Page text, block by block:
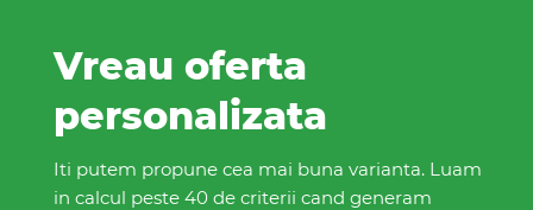
Vreau oferta
personalizata
Iti putem propune cea mai buna varianta. Luam
in calcul peste 40 de criterii cand generam